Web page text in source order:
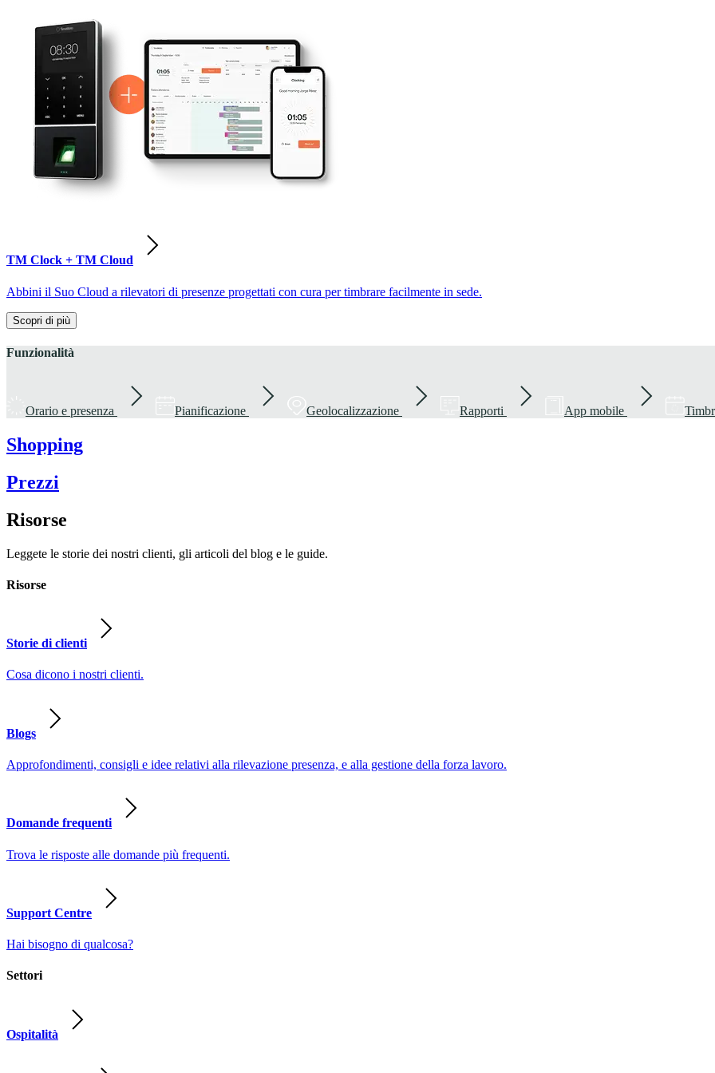
TM Clock + TM Cloud
Abbini il Suo Cloud a rilevatori di presenze progettati con cura per timbrare facilmente in sede.
Scopri di più
Funzionalità
Orario e presenza Pianificazione Geolocalizzazione Rapporti App mobile
Shopping
Prezzi
Risorse
Leggete le storie dei nostri clienti, gli articoli del blog e le guide.
Risorse
Storie di clienti
Cosa dicono i nostri clienti.
Blogs
Approfondimenti, consigli e idee relativi alla rilevazione presenza, e alla gestione della forza lavoro.
Domande frequenti
Trova le risposte alle domande più frequenti.
Support Centre
Hai bisogno di qualcosa?
Settori
Ospitalità